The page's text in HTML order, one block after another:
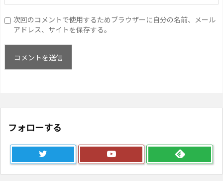
次回のコメントで使用するためブラウザーに自分の名前、メール
アドレス、サイトを保存する。
フォローする